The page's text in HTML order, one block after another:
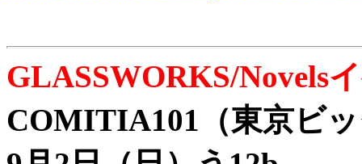
GLASSWORKS/Novels
COMITIA101（東京ビ